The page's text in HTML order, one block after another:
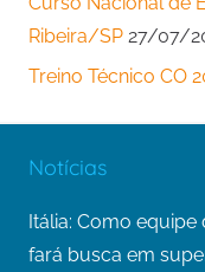
Ribeira/SP 27/07/
Treino Técnico CO
Notícias
Itália: Como
fará busca em